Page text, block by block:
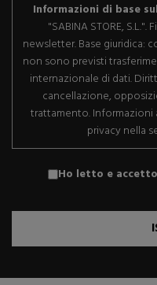
Informazioni di base
"SABINA STORE,
newsletter. Base giuridica:
non sono previsti
internazionale di dati.
cancellazione,
trattamento. Informazioni
privacy nella
Ho letto e